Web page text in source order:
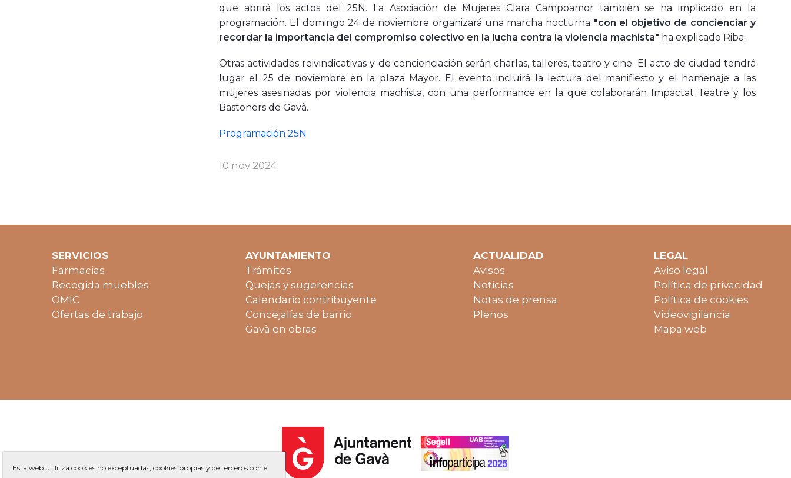
que abrirá los actos del 25N. La Asociación de Mujeres Clara Campoamor también se ha implicado en la
programación. El domingo 24 de noviembre organizará una marcha nocturna "con el objetivo de concienciar y
recordar la importancia del compromiso colectivo en la lucha contra la violencia machista" ha explicado Riba.
Otras actividades reivindicativas y de concienciación serán charlas, talleres, teatro y cine. El acto de ciudad tendrá
lugar el 25 de noviembre en la plaza Mayor. El evento incluirá la lectura del manifiesto y el homenaje a las
mujeres asesinadas por violencia machista, con una performance en la que colaborarán Impactat Teatre y los
Bastoners de Gavà.
Programación 25N
10 nov 2024
SERVICIOS
Farmacias
Recogida muebles
OMIC
Ofertas de trabajo
AYUNTAMIENTO
Trámites
Quejas y sugerencias
Calendario contribuyente
Concejalías de barrio
Gavà en obras
ACTUALIDAD
Avisos
Noticias
Notas de prensa
Plenos
LEGAL
Aviso legal
Política de privacidad
Política de cookies
Videovigilancia
Mapa web
Esta web utilitza cookies no exceptuadas, cookies propias y de terceros con el